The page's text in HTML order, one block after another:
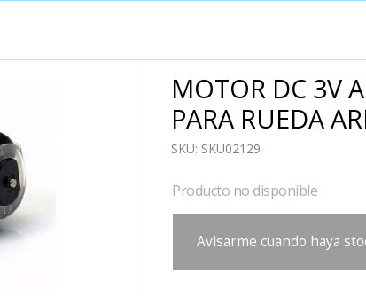
MOTOR DC 3V
PARA RUEDA
SKU: SKU02129
Producto no disponible
Avisarme cuando haya